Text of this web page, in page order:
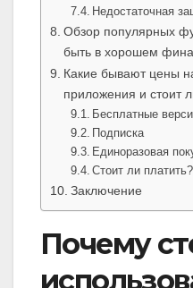
Недостаточная
Обзор популярных
быть в хорошем
Какие бывают цены
приложения и стоит
Бесплатные
Подписка
Единоразовая
Стоит ли платить?
Заключение
Почему